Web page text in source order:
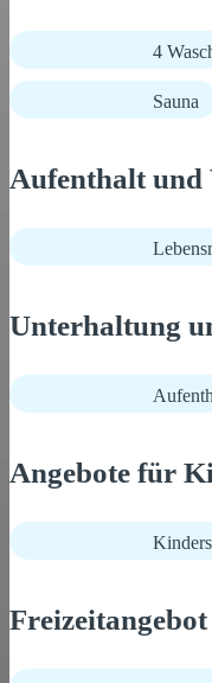
4
Sauna
Aufenthalt und
Unterhaltung
Angebote für
Freizeitangebot